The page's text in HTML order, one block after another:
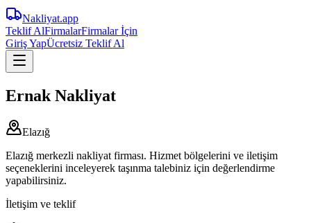
Nakliyat.app
Teklif AlFirmalarFirmalar İçin
Giriş YapÜcretsiz Teklif Al
Ernak Nakliyat
Elazığ
Elazığ merkezli nakliyat firması. Hizmet bölgelerini ve iletişim
seçeneklerini inceleyerek taşınma talebiniz için değerlendirme
yapabilirsiniz.
İletişim ve teklif